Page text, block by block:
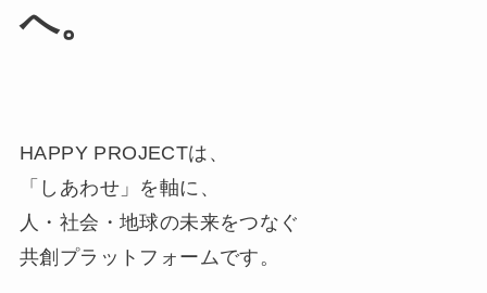
へ。
HAPPY PROJECTは、
「しあわせ」を軸に、
人・社会・地球の未来をつなぐ
共創プラットフォームです。